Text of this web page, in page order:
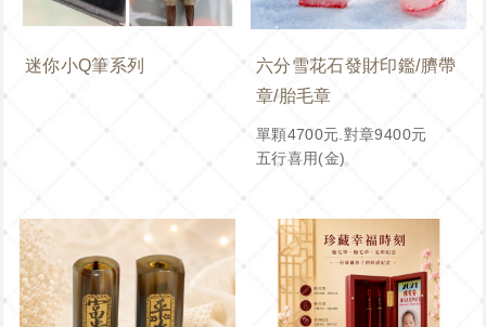
迷你小Q筆系列
六分雪花石發財印鑑/臍帶
章/胎毛章
單顆4700元.對章9400元
五行喜用(金)